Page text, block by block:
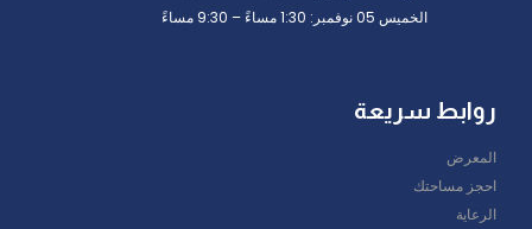
الخميس 05 نوفمبر: 1:30 مساءً – 9:30 مساءً
روابط سريعة
المعرض
احجز مساحتك
الرعاية